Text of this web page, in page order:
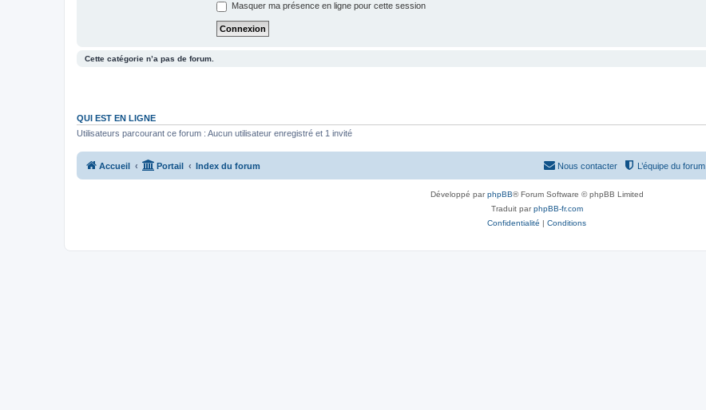
Masquer ma présence en ligne pour cette session
Cette catégorie n’a pas de forum.
QUI EST EN LIGNE
Utilisateurs parcourant ce forum : Aucun utilisateur enregistré et 1 invité
Accueil Portail Index du forum L’équipe du forum
Nous contacter
Développé parphpBB® Forum Software © phpBB Limited
Traduit parphpBB-fr.com
Confidentialité | Conditions